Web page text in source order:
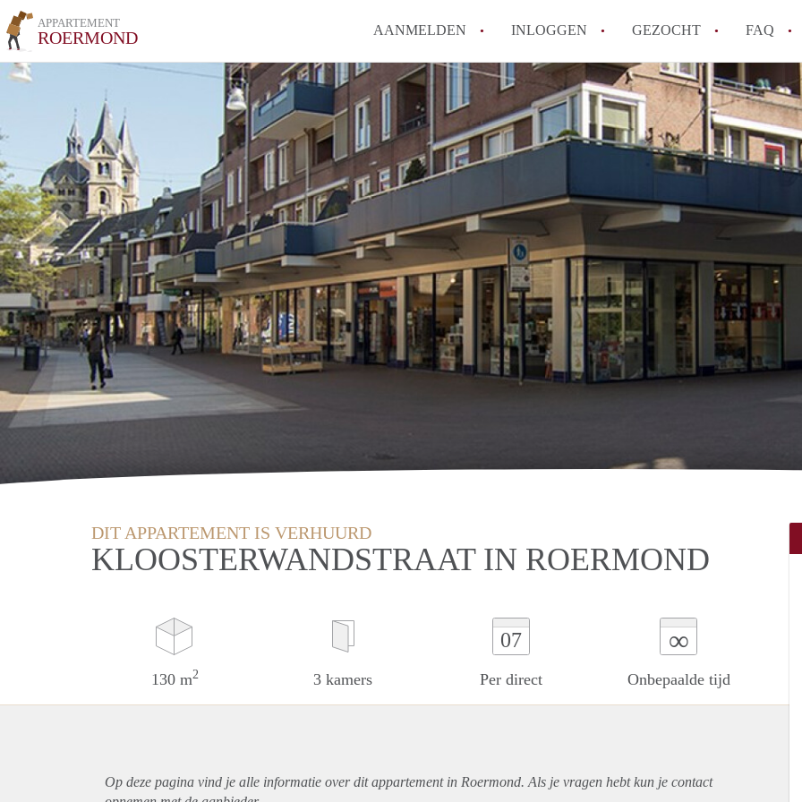
APPARTEMENT
ROERMOND AANMELDEN INLOGGEN GEZOCHT FAQ
How to translate AppartementRoermond!
Wat is AppartementRoermond?
Hoeveel kost het om te reageren op een
Wat is de privacyverklaring van
Berekent AppartementRoermond
makelaarsvergoeding/
Alle veelgestelde vragen
DIT APPARTEMENT IS VERHUURD
KLOOSTERWANDSTRAAT IN ROERMOND
130 m2 3 kamers
07
Per direct
∞
Onbepaalde tijd
Op deze pagina vind je alle informatie over ditappartementin Roermond. Als je vragen hebt kun je contact